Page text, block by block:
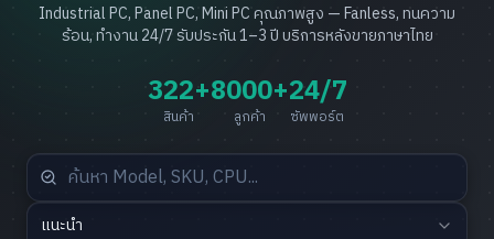
Industrial PC, Panel PC, Mini PC คุณภาพสูง — Fanless, ทนความ
ร้อน, ทำงาน 24/7 รับประกัน 1–3 ปี บริการหลังขายภาษาไทย
322+
สินค้า
8000+
ลูกค้า
24/7
ซัพพอร์ต
แนะนำ